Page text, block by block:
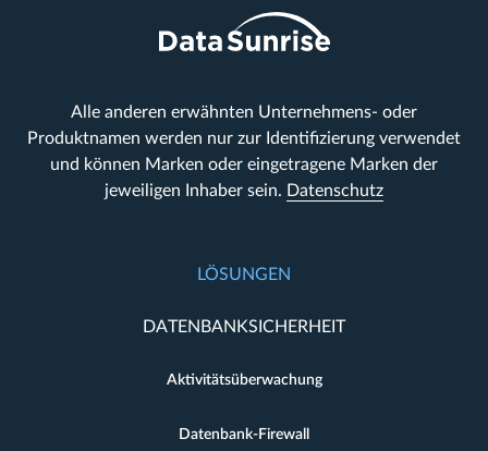
Alle anderen erwähnten Unternehmens- oder
Produktnamen werden nur zur Identifizierung verwendet
und können Marken oder eingetragene Marken der
jeweiligen Inhaber sein. Datenschutz
LÖSUNGEN
DATENBANKSICHERHEIT
Aktivitätsüberwachung
Datenbank-Firewall